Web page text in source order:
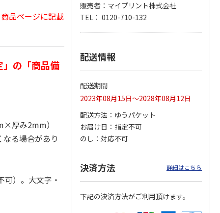
ョの
の
…
『ジョジョの奇妙な
冒険 スターダスト
クルセイダース』
『ジョジョの奇妙な
冒険 スターダスト
クルセイダース』
3,300円
(送料別・税込)
3,300円
(送料別・税込)
品ページに記載
の「商品備
厚み2mm）
る場合があり
）。大文字・
販売者：マイプリント株式会社
TEL： 0120-710-132
配送情報
配送期間
2023年08月15日～2028年08月12日
配送方法
ゆうパケット
お届け日
指定不可
のし
対応不可
決済方法 詳細はこちら
下記の決済方法がご利用頂けます。